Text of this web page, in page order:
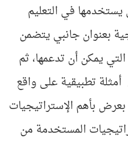
يستخدمها في التعليم
بعنوان جانبي يتضمن
يمكن أن تدعمها، ثم
تطبيقية على واقع
بعرض بأهم الإستراتيجيات
المستخدمة من